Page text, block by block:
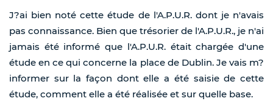
J?ai bien noté cette étude de l'A.P.U.R. dont je n'avais
pas connaissance. Bien que trésorier de l'A.P.U.R., je n'ai
jamais été informé que l'A.P.U.R. était chargée d'une
étude en ce qui concerne la place de Dublin. Je vais m?
informer sur la façon dont elle a été saisie de cette
étude, comment elle a été réalisée et sur quelle base.